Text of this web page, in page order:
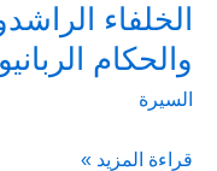
الخلفاء
والحكام
السيرة
الخلفاء
قراءة المزيد »